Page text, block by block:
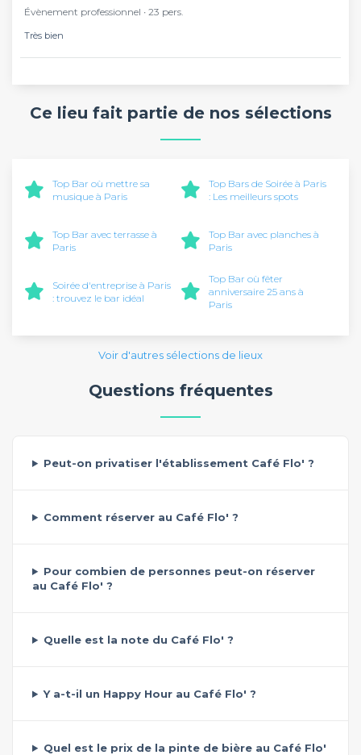
Évènement professionnel ∙ 23 pers.
Très bien
Ce lieu fait partie de nos sélections
Top Bar où mettre sa
musique à Paris
Top Bars de Soirée à Paris
: Les meilleurs spots
Top Bar avec terrasse à
Paris
Top Bar avec planches à
Paris
Soirée d'entreprise à Paris
: trouvez le bar idéal
Top Bar où fêter
anniversaire 25 ans à
Paris
Voir d'autres sélections de lieux
Questions fréquentes
Peut-on privatiser l'établissement Café Flo' ?
Comment réserver au Café Flo' ?
Pour combien de personnes peut-on réserver
au Café Flo' ?
Quelle est la note du Café Flo' ?
Y a-t-il un Happy Hour au Café Flo' ?
Quel est le prix de la pinte de bière au Café Flo'